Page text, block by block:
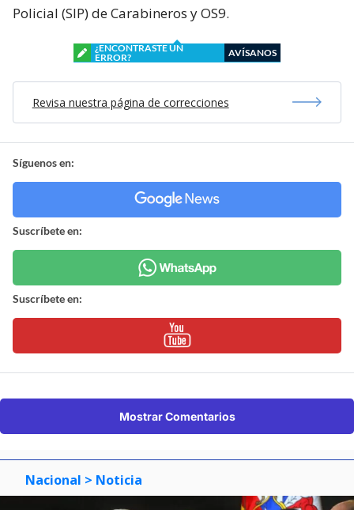
Policial (SIP) de Carabineros y OS9.
¿ENCONTRASTE UN
ERROR?
AVÍSANOS
Revisa nuestra página de correcciones
Síguenos en:
Suscríbete en:
Suscríbete en:
Mostrar Comentarios
Nacional > Noticia